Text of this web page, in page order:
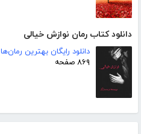
دانلود کتاب رمان نوازش خیالی
دانلود رایگان بهترین رمان‌ها
۸۶۹ صفحه